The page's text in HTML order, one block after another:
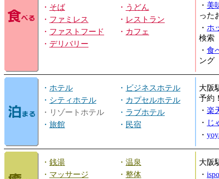
・ そば ・ うどん
・ ファミレス ・ レストラン
・ ファストフード ・ カフェ
・ デリバリー
・ 美
った
・ ホ
検索
・ 食
ング
・ ホテル ・ ビジネスホテル
・ シティホテル ・ カプセルホテル
・リゾートホテル
・ ラブホテル
・ 旅館 ・ 民宿
大阪
予約
・ 楽
・ じ
・
・ 銭湯 ・ 温泉
・ マッサージ ・ 整体
大阪
・